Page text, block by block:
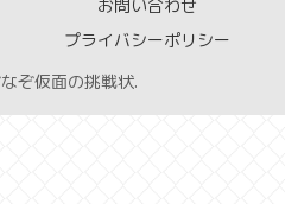
お問い合わせ
プライバシーポリシー
ぞ仮面の挑戦状.